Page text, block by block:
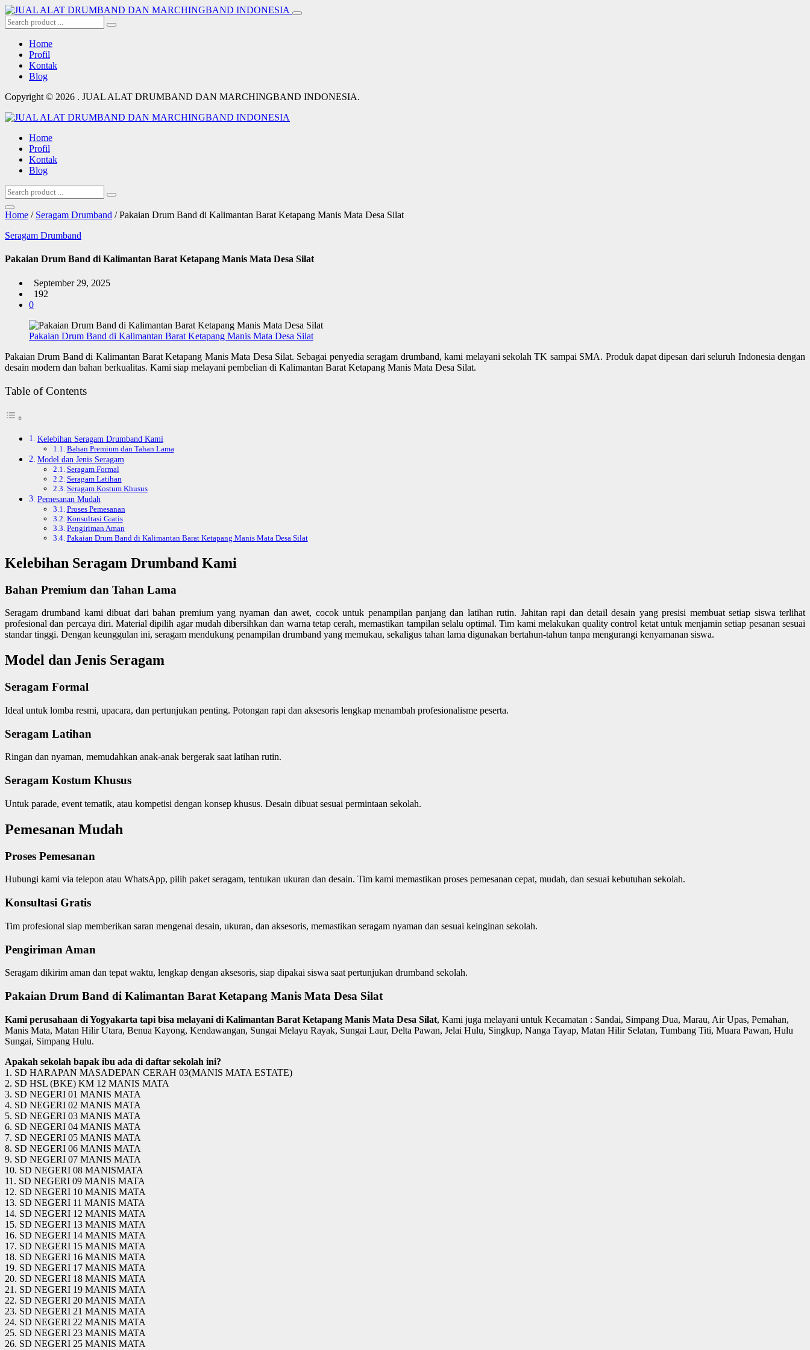
Home
Profil
Kontak
Blog
Copyright © 2026 . JUAL ALAT DRUMBAND DAN MARCHINGBAND INDONESIA.
Home
Profil
Kontak
Blog
Home / Seragam Drumband / Pakaian Drum Band di Kalimantan Barat Ketapang Manis Mata Desa Silat
Seragam Drumband
Pakaian Drum Band di Kalimantan Barat Ketapang Manis Mata Desa Silat
September 29, 2025
192
0
Pakaian Drum Band di Kalimantan Barat Ketapang Manis Mata Desa Silat
Pakaian Drum Band di Kalimantan Barat Ketapang Manis Mata Desa Silat. Sebagai penyedia seragam drumband, kami melayani sekolah TK sampai SMA. Produk dapat dipesan dari seluruh Indonesia dengan
desain modern dan bahan berkualitas. Kami siap melayani pembelian di Kalimantan Barat Ketapang Manis Mata Desa Silat.
Table of Contents
Kelebihan Seragam Drumband Kami
Bahan Premium dan Tahan Lama
Model dan Jenis Seragam
Seragam Formal
Seragam Latihan
Seragam Kostum Khusus
Pemesanan Mudah
Proses Pemesanan
Konsultasi Gratis
Pengiriman Aman
Pakaian Drum Band di Kalimantan Barat Ketapang Manis Mata Desa Silat
Kelebihan Seragam Drumband Kami
Bahan Premium dan Tahan Lama
Seragam drumband kami dibuat dari bahan premium yang nyaman dan awet, cocok untuk penampilan panjang dan latihan rutin. Jahitan rapi dan detail desain yang presisi membuat setiap siswa terlihat
profesional dan percaya diri. Material dipilih agar mudah dibersihkan dan warna tetap cerah, memastikan tampilan selalu optimal. Tim kami melakukan quality control ketat untuk menjamin setiap pesanan sesuai
standar tinggi. Dengan keunggulan ini, seragam mendukung penampilan drumband yang memukau, sekaligus tahan lama digunakan bertahun-tahun tanpa mengurangi kenyamanan siswa.
Model dan Jenis Seragam
Seragam Formal
Ideal untuk lomba resmi, upacara, dan pertunjukan penting. Potongan rapi dan aksesoris lengkap menambah profesionalisme peserta.
Seragam Latihan
Ringan dan nyaman, memudahkan anak-anak bergerak saat latihan rutin.
Seragam Kostum Khusus
Untuk parade, event tematik, atau kompetisi dengan konsep khusus. Desain dibuat sesuai permintaan sekolah.
Pemesanan Mudah
Proses Pemesanan
Hubungi kami via telepon atau WhatsApp, pilih paket seragam, tentukan ukuran dan desain. Tim kami memastikan proses pemesanan cepat, mudah, dan sesuai kebutuhan sekolah.
Konsultasi Gratis
Tim profesional siap memberikan saran mengenai desain, ukuran, dan aksesoris, memastikan seragam nyaman dan sesuai keinginan sekolah.
Pengiriman Aman
Seragam dikirim aman dan tepat waktu, lengkap dengan aksesoris, siap dipakai siswa saat pertunjukan drumband sekolah.
Pakaian Drum Band di Kalimantan Barat Ketapang Manis Mata Desa Silat
Kami perusahaan di Yogyakarta tapi bisa melayani di Kalimantan Barat Ketapang Manis Mata Desa Silat, Kami juga melayani untuk Kecamatan : Sandai, Simpang Dua, Marau, Air Upas, Pemahan,
Manis Mata, Matan Hilir Utara, Benua Kayong, Kendawangan, Sungai Melayu Rayak, Sungai Laur, Delta Pawan, Jelai Hulu, Singkup, Nanga Tayap, Matan Hilir Selatan, Tumbang Titi, Muara Pawan, Hulu
Sungai, Simpang Hulu.
Apakah sekolah bapak ibu ada di daftar sekolah ini?
1. SD HARAPAN MASADEPAN CERAH 03(MANIS MATA ESTATE)
2. SD HSL (BKE) KM 12 MANIS MATA
3. SD NEGERI 01 MANIS MATA
4. SD NEGERI 02 MANIS MATA
5. SD NEGERI 03 MANIS MATA
6. SD NEGERI 04 MANIS MATA
7. SD NEGERI 05 MANIS MATA
8. SD NEGERI 06 MANIS MATA
9. SD NEGERI 07 MANIS MATA
10. SD NEGERI 08 MANISMATA
11. SD NEGERI 09 MANIS MATA
12. SD NEGERI 10 MANIS MATA
13. SD NEGERI 11 MANIS MATA
14. SD NEGERI 12 MANIS MATA
15. SD NEGERI 13 MANIS MATA
16. SD NEGERI 14 MANIS MATA
17. SD NEGERI 15 MANIS MATA
18. SD NEGERI 16 MANIS MATA
19. SD NEGERI 17 MANIS MATA
20. SD NEGERI 18 MANIS MATA
21. SD NEGERI 19 MANIS MATA
22. SD NEGERI 20 MANIS MATA
23. SD NEGERI 21 MANIS MATA
24. SD NEGERI 22 MANIS MATA
25. SD NEGERI 23 MANIS MATA
26. SD NEGERI 25 MANIS MATA